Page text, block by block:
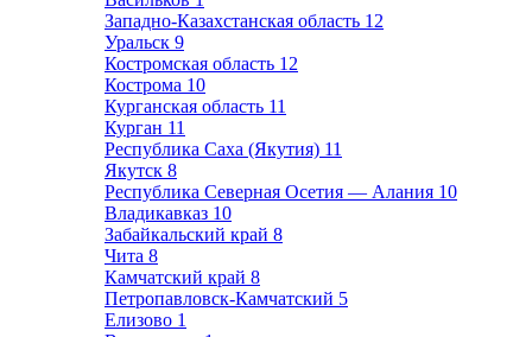
Западно-Казахстанская область 12
Уральск 9
Костромская область 12
Кострома 10
Курганская область 11
Курган 11
Республика Саха (Якутия) 11
Якутск 8
Республика Северная Осетия — Алания 10
Владикавказ 10
Забайкальский край 8
Чита 8
Камчатский край 8
Петропавловск-Камчатский 5
Елизово 1